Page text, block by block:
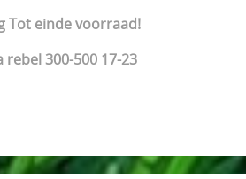
Tot einde voorraad!
rebel 300-500 17-23